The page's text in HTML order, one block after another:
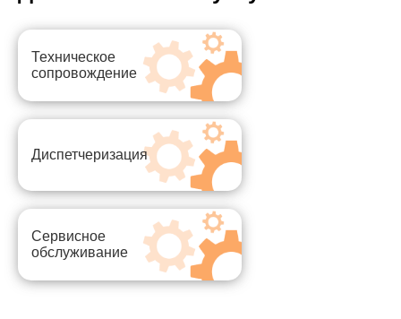
Техническое
сопровождение
Диспетчеризация
Сервисное
обслуживание